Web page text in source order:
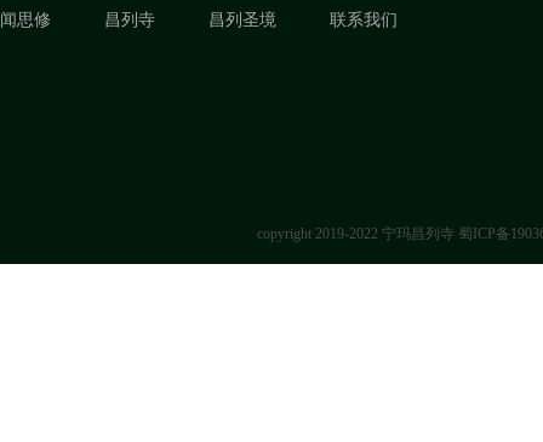
闻思修 昌列寺 昌列圣境 联系我们
copyright 2019-2022 宁玛昌列寺 蜀ICP备